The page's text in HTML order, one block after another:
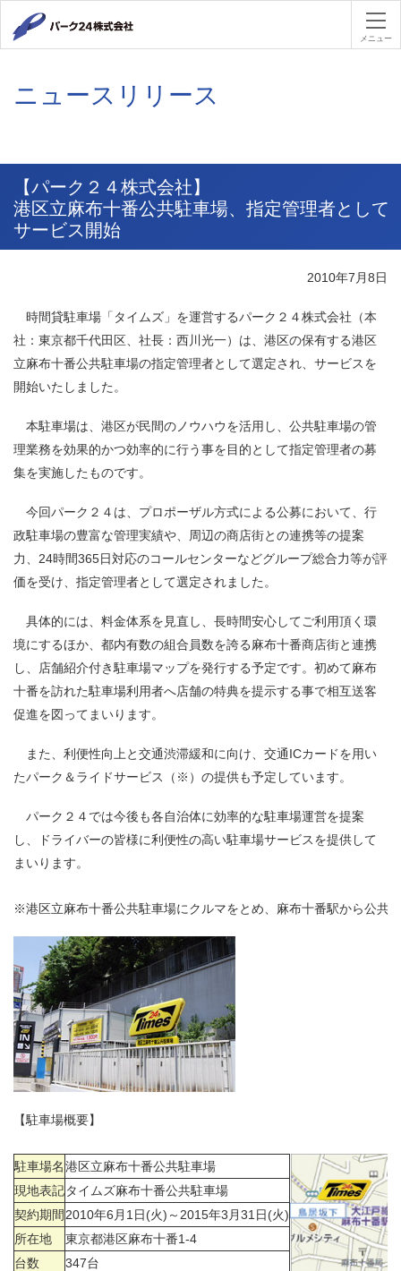
パーク２
メニュー
ニュースリリース
【パーク２４株式会社】
港区立麻布十番公共駐車場、指定管理者として
サービス開始
2010年7月8日
時間貸駐車場「タイムズ」を運営するパーク２４株式会社 （本
社：東京都千代田区、社長：西川光一） は、港区の保有する港区
立麻布十番公共駐車場の指定管理者として選定され、サービスを
開始いたしました。
本駐車場は、港区が民間のノウハウを活用し、公共駐車場の管
理業務を効果的かつ効率的に行う事を目的として指定管理者の募
集を実施したものです。
今回パーク２４は、プロポーザル方式による公募において、行
政駐車場の豊富な管理実績や、周辺の商店街との連携等の提案
力、24時間365日対応のコールセンターなどグループ総合力等が評
価を受け、指定管理者として選定されました。
具体的には、料金体系を見直し、長時間安心してご利用頂く環
境にするほか、都内有数の組合員数を誇る麻布十番商店街と連携
し、店舗紹介付き駐車場マップを発行する予定です。初めて麻布
十番を訪れた駐車場利用者へ店舗の特典を提示する事で相互送客
促進を図ってまいります。
また、利便性向上と交通渋滞緩和に向け、交通ICカードを用い
たパーク＆ライドサービス
（※） の提供も予定しています。
パーク２４では今後も各自治体に効率的な駐車場運営を提案
し、ドライバーの皆様に利便性の高い駐車場サービスを提供して
まいります。
※港区立麻布十番公共駐車場にクルマをとめ、麻布十番駅から公共
【駐車場概要】
駐車場名港区立麻布十番公共駐車場
現地表記タイムズ麻布十番公共駐車場
契約期間 2010年6月1日(火)～2015年3月31日(火)
所在地
東京都港区麻布十番1-4
台数
347台